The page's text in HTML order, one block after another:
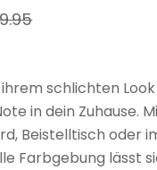
schlichten Look
in dein Zuhause.
Beistelltisch oder
Farbgebung lässt